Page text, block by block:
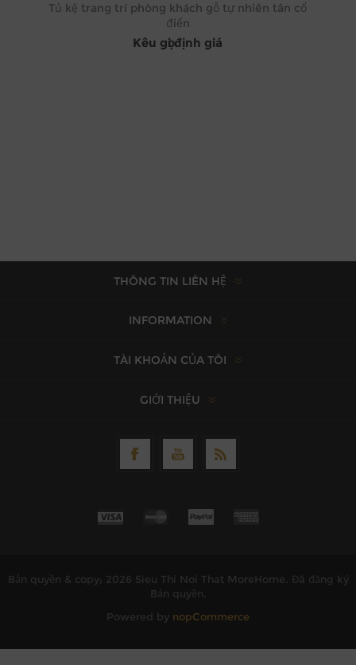
Tủ kệ trang trí phòng khách gỗ tự nhiên tân cổ
điển
Kêu gọi định giá
THÔNG TIN LIÊN HỆ
INFORMATION
TÀI KHOẢN CỦA TÔI
GIỚI THIỆU
Bản quyền & copy; 2026 Sieu Thi Noi That MoreHome. Đã đăng ký
Bản quyền.
Powered by nopCommerce